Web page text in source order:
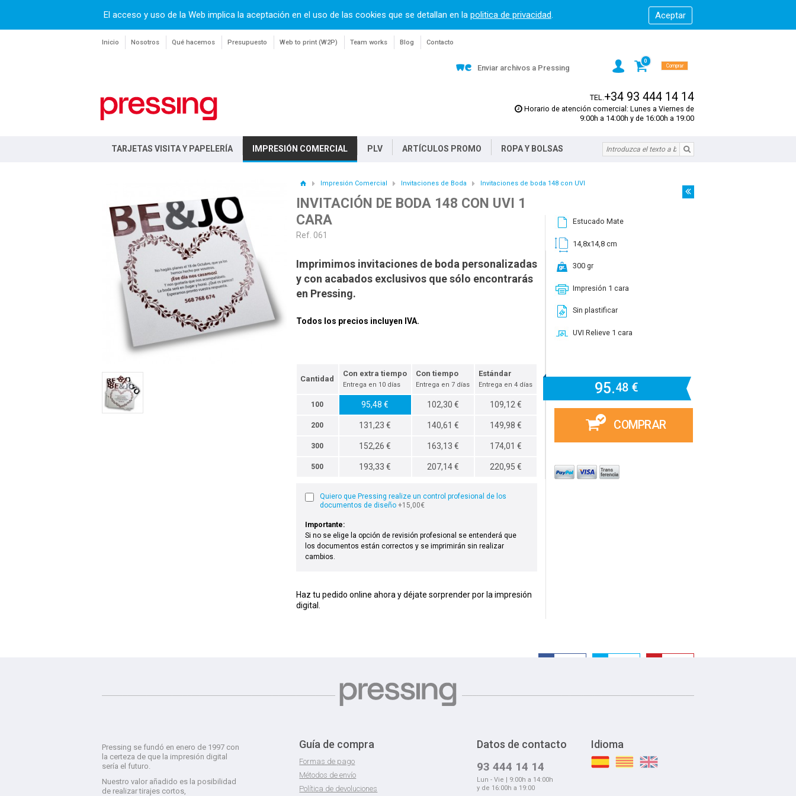
El acceso y uso de la Web implica la aceptación en el uso de las cookies que se detallan en la politica de privacidad.
Inicio Nosotros Qué hacemos Presupuesto Web to print (W2P) Team works Blog Contacto
Enviar archivos a Pressing
0
Comprar
TEL.+34 93 444 14 14
Horario de atención comercial: Lunes a Viernes de
9:00h a 14:00h y de 16:00h a 19:00
TARJETAS VISITA Y PAPELERÍA IMPRESIÓN COMERCIAL PLV ARTÍCULOS PROMO ROPA Y BOLSAS
Impresión Comercial Invitaciones de Boda Invitaciones de boda 148 con UVI
INVITACIÓN DE BODA 148 CON UVI 1
CARA
Ref. 061
Imprimimos invitaciones de boda personalizadas
y con acabados exclusivos que sólo encontrarás
en Pressing.
Todos los precios incluyen IVA.
Cantidad
Con extra tiempo
Entrega en 10 días
Con tiempo
Entrega en 7 días
Estándar
Entrega en 4 días
100 95,48 € 102,30 € 109,12 €
200 131,23 € 140,61 € 149,98 €
300 152,26 € 163,13 € 174,01 €
500 193,33 € 207,14 € 220,95 €
Quiero que Pressing realize un control profesional de los
documentos de diseño +15,00€
Importante:
Si no se elige la opción de revisión profesional se entenderá que
los documentos están correctos y se imprimirán sin realizar
cambios.
Haz tu pedido online ahora y déjate sorprender por la impresión
digital.
Estucado Mate
14,8x14,8 cm
300 gr
Impresión 1 cara
Sin plastificar
UVI Relieve 1 cara
95.48 €
COMPRAR
Pressing se fundó en enero de 1997 con
la certeza de que la impresión digital
sería el futuro.
Nuestro valor añadido es la posibilidad
de realizar tirajes cortos,
Guía de compra
Formas de pago
Métodos de envío
Política de devoluciones
Datos de contacto
93 444 14 14
Lun - Vie | 9:00h a 14:00h
y de 16:00h a 19:00
Idioma